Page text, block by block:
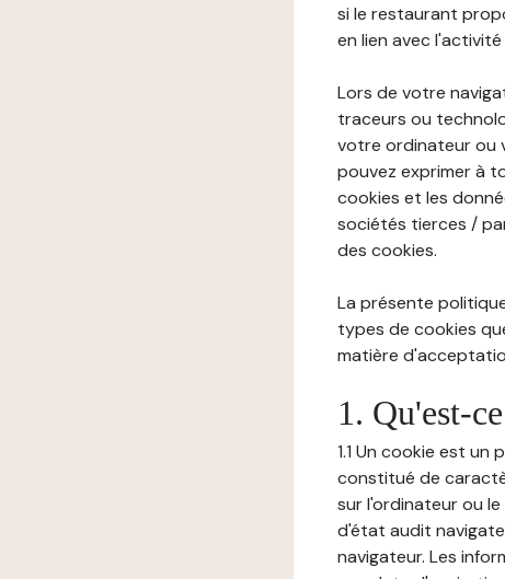
si le restaurant
en lien avec
Lors de votre
traceurs ou
votre ordinateur ou
pouvez exprimer à
cookies et les
sociétés tierces /
des cookies.
La présente
types de cookies
matière
1. Qu'est-
1.1 Un cookie est
constitué de
sur l'ordinateur ou
d'état audit
navigateur. Les